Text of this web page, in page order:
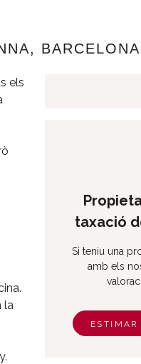
els
la
taxació
Si teniu una
amb els